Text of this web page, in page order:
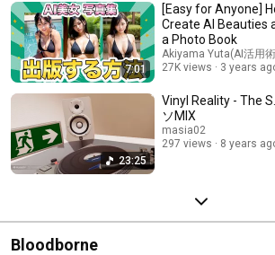
7:01
[Easy for Anyone]
Create AI Beauties
a Photo Book
Akiyama Yuta(AI活用
27K views
3 years
23:25
Vinyl Reality - The
ソMIX
masia02
297 views
8 years
Bloodborne